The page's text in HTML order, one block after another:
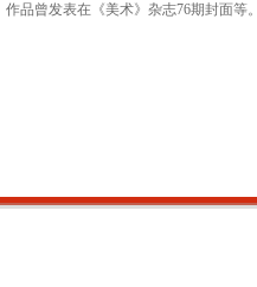
作品曾发表在《美术》杂志76期封面等